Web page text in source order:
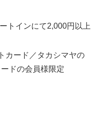
トインにて2,000円以上
カード／タカシマヤの
ドの会員様限定